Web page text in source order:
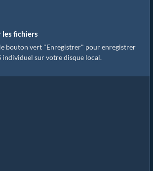
fichiers
bouton vert "Enregistrer" pour enregistrer
individuel sur votre disque local.